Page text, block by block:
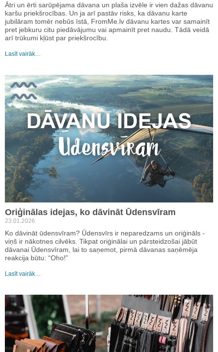
Ātri un ērti sarūpējama dāvana un plaša izvēle ir vien dažas dāvanu
karšu priekšrocības. Un ja arī pastāv risks, ka dāvanu karte
jubilāram tomēr nebūs īstā, FromMe.lv dāvanu kartes var samainīt
pret jebkuru citu piedāvājumu vai apmainīt pret naudu. Tādā veidā
arī trūkumi kļūst par priekšrocību.
Lasīt vairāk…
Oriģinālas idejas, ko dāvināt Ūdensvīram
23.01.2026
Ko dāvināt ūdensvīram? Ūdensvīrs ir neparedzams un oriģināls -
viņš ir nākotnes cilvēks. Tikpat oriģinālai un pārsteidzošai jābūt
dāvanai Ūdensvīram, lai to saņemot, pirmā dāvanas saņēmēja
reakcija būtu: “Oho!”
Lasīt vairāk…